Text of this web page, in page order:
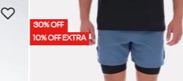
30% OFF
10% OFF EXTRA